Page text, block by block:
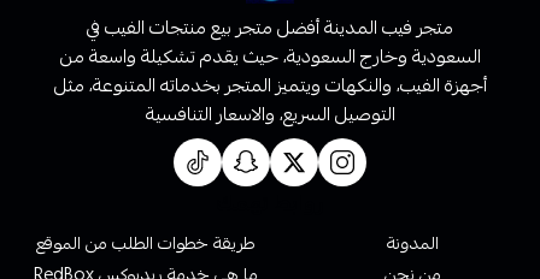
متجر فيب المدينة أفضل متجر بيع منتجات الفيب في
السعودية وخارج السعودية، حيث يقدم تشكيلة واسعة من
أجهزة الفيب، والنكهات ويتميز المتجر بخدماته المتنوعة، مثل
التوصيل السريع، والاسعار التنافسية
المدونة
طريقة خطوات الطلب من الموقع